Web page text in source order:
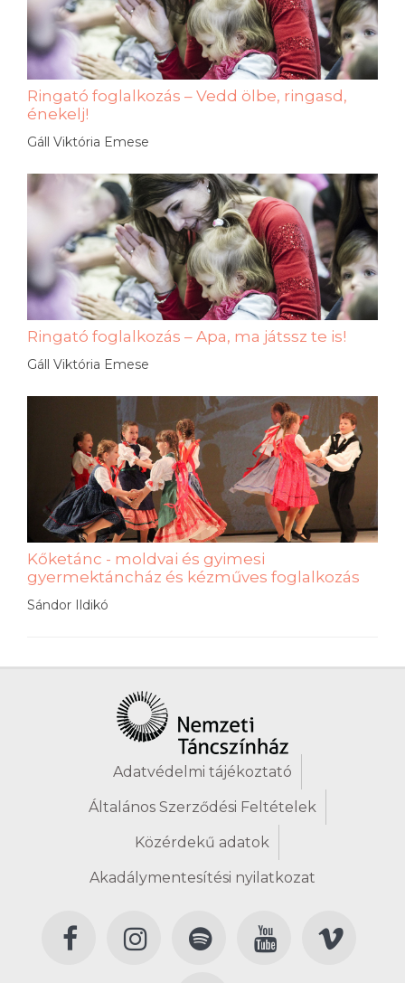
Ringató foglalkozás – Vedd ölbe, ringasd,
énekelj!
Gáll Viktória Emese
Ringató foglalkozás – Apa, ma játssz te is!
Gáll Viktória Emese
Kőketánc - moldvai és gyimesi
gyermektáncház és kézműves foglalkozás
Sándor Ildikó
Adatvédelmi tájékoztató
Általános Szerződési Feltételek
Közérdekű adatok
Akadálymentesítési nyilatkozat